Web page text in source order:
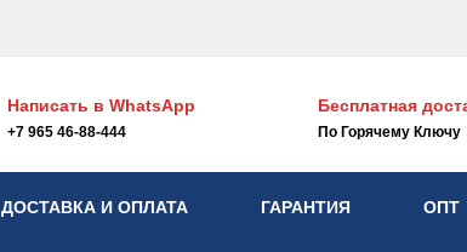
Написать в WhatsApp
+7 965 46-88-444
Бесплатная
По Горячему Ключу
ДОСТАВКА И ОПЛАТА ГАРАНТИЯ ОПТ